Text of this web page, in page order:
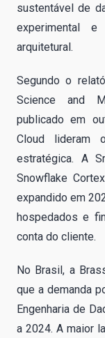
sustentável de
experimental
arquitetural.
Segundo o
Science and
publicado em
Cloud lideram
estratégica. A
Snowflake
expandido em
hospedados e
conta do cliente.
No Brasil, a
que a demanda
Engenharia de
a 2024. A maior